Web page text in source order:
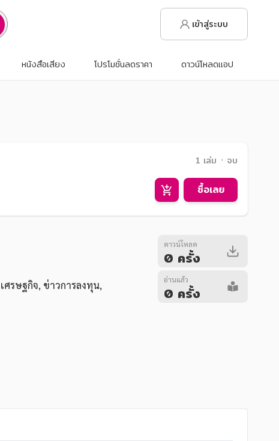
เข้าสู่ระบบ
หนังสือเสียง โปรโมชั่นลดราคา ดาวน์โหลดแอป
1 เล่ม ᛫ จบ
ซื้อเลย
ศรษฐกิจ, ข่าวการลงทุน,
ดาวน์โหลด
0 ครั้ง
อ่านแล้ว
0 ครั้ง